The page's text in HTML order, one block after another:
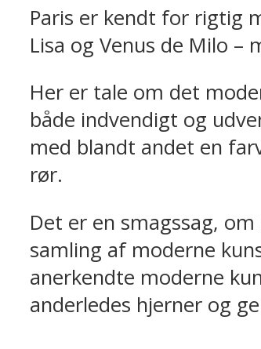
Paris er kendt for rigtig
Lisa og Venus de Milo
Her er tale om det
både indvendigt og
med blandt andet en
rør.
Det er en smagssag,
samling af moderne
anerkendte moderne
anderledes hjerner og